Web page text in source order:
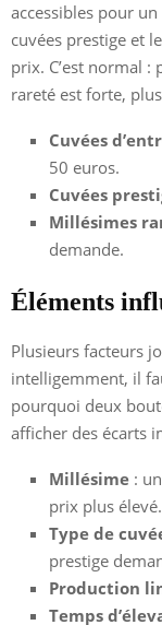
accessibles pour
cuvées prestige et
prix. C’est normal :
rareté est forte,
Cuvées
50 euros.
Cuvées
Millésimes
demande.
Éléments
Plusieurs facteurs
intelligemment, il
pourquoi deux
afficher des écarts
Millésime :
prix plus élevé.
Type de
prestige
Production
Temps